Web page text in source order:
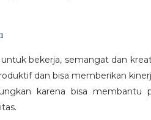
bekerja, semangat dan
dan bisa memberikan
karena bisa membantu